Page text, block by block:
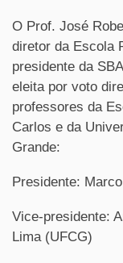
O Prof. José
diretor da Escola
presidente da
eleita por voto
professores da
Carlos e da
Grande:
Presidente:
Vice-presidente:
Lima (UFCG)